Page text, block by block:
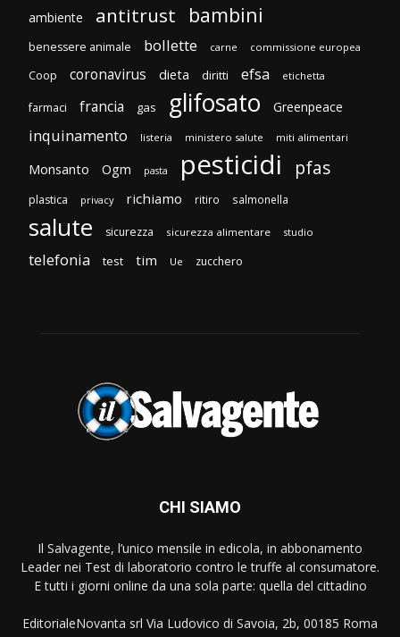
ambiente antitrust bambini
benessere animale bollette carne commissione europea
Coop coronavirus dieta diritti efsa etichetta
farmaci francia gas glifosato Greenpeace
inquinamento listeria ministero salute miti alimentari
Monsanto Ogm pasta pesticidi pfas
plastica privacy richiamo ritiro salmonella
salute sicurezza sicurezza alimentare studio
telefonia test tim Ue zucchero
CHI SIAMO
Il Salvagente, l’unico mensile in edicola, in abbonamento
Leader nei Test di laboratorio contro le truffe al consumatore.
E tutti i giorni online da una sola parte: quella del cittadino
EditorialeNovanta srl Via Ludovico di Savoia, 2b, 00185 Roma